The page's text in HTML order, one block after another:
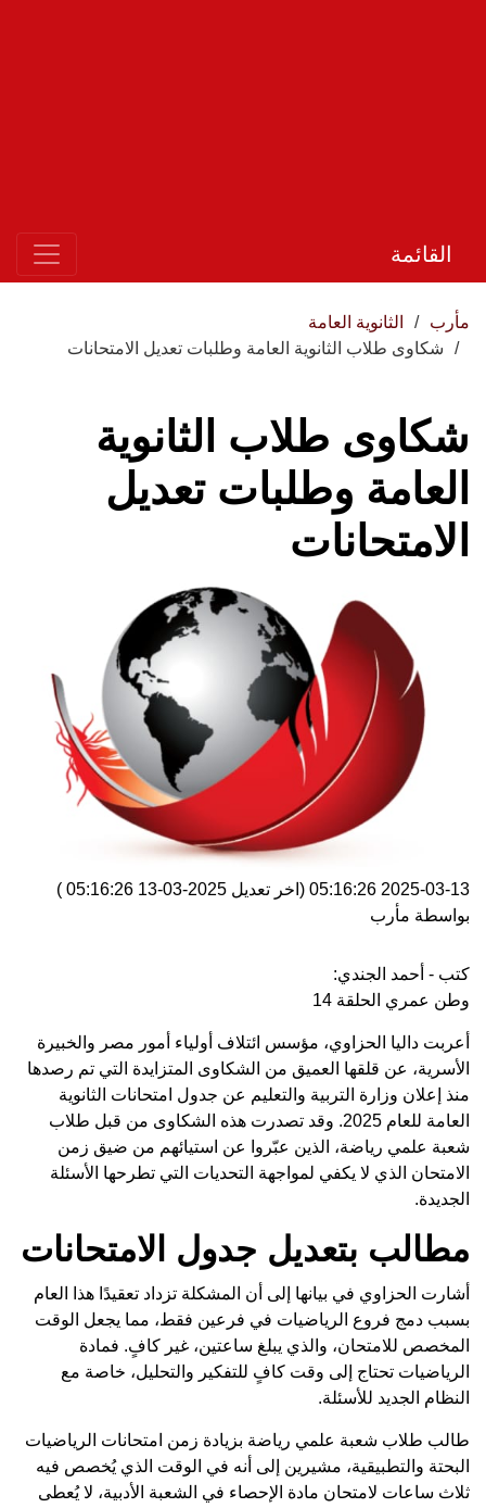
القائمة
مأرب
الثانوية العامة
شكاوى طلاب الثانوية العامة وطلبات تعديل الامتحانات
شكاوى طلاب الثانوية
العامة وطلبات تعديل
الامتحانات
2025-03-13 05:16:26 (اخر تعديل 2025-03-13 05:16:26
)
بواسطة مأرب
كتب - أحمد الجندي:
وطن عمري الحلقة 14
أعربت داليا الحزاوي، مؤسس ائتلاف أولياء أمور مصر والخبيرة
الأسرية، عن قلقها العميق من الشكاوى المتزايدة التي تم رصدها
منذ إعلان وزارة التربية والتعليم عن جدول امتحانات الثانوية
العامة للعام 2025. وقد تصدرت هذه الشكاوى من قبل طلاب
شعبة علمي رياضة، الذين عبّروا عن استيائهم من ضيق زمن
الامتحان الذي لا يكفي لمواجهة التحديات التي تطرحها الأسئلة
الجديدة.
مطالب بتعديل جدول الامتحانات
أشارت الحزاوي في بيانها إلى أن المشكلة تزداد تعقيدًا هذا العام
بسبب دمج فروع الرياضيات في فرعين فقط، مما يجعل الوقت
المخصص للامتحان، والذي يبلغ ساعتين، غير كافٍ. فمادة
الرياضيات تحتاج إلى وقت كافٍ للتفكير والتحليل، خاصة مع
النظام الجديد للأسئلة.
طالب طلاب شعبة علمي رياضة بزيادة زمن امتحانات الرياضيات
البحتة والتطبيقية، مشيرين إلى أنه في الوقت الذي يُخصص فيه
ثلاث ساعات لامتحان مادة الإحصاء في الشعبة الأدبية، لا يُعطى